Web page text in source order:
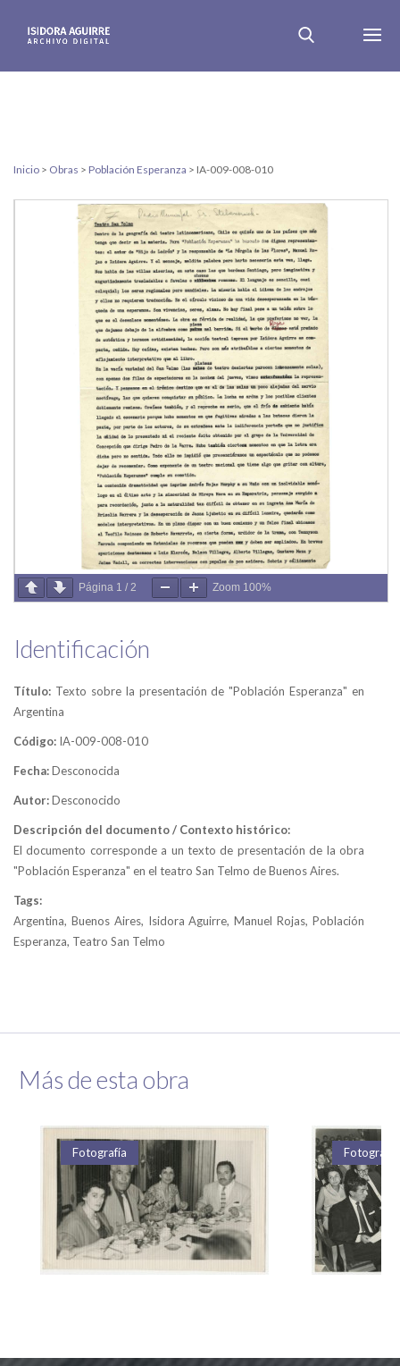
Inicio > Obras > Población Esperanza > IA-009-008-010
Página 1 / 2 Zoom 100%
Identificación
Título: Texto sobre la presentación de "Población Esperanza" en
Argentina
Código: IA-009-008-010
Fecha:Desconocida
Autor:Desconocido
Descripción del documento / Contexto histórico:
El documento corresponde a un texto de presentación de la obra
"Población Esperanza" en el teatro San Telmo de Buenos Aires.
Tags:
Argentina, Buenos Aires, Isidora Aguirre, Manuel Rojas, Población
Esperanza, Teatro San Telmo
Más de esta obra
Fotografía
Fotografía
Fotografía
Fotografía Fotografía
Fotografía
Fotografía
Fotografía
Fotografía
Fotografía